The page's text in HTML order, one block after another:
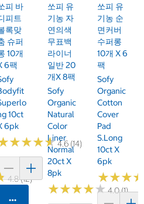
4.8 (12)
피 바
피트
록맞
슈퍼
10개
6팩
10ct
6pk
★★★★
★★★★4.6 (14)
카트에 담기
쏘피 유
기농 자
연의색
무표백
라이너
일반 20
개x 8팩
Sofy
Organic
Natural
Color
Liner
Normal
20ct X
8pk
★★★★★
★★★★★4.0 (1)
쏘피 유
기농 순
면커버
수퍼롱
10개 X 6
팩
Sofy
Organic
Cotton
Cover
Pad
S.Long
10ct X
6pk
★★★
★★★